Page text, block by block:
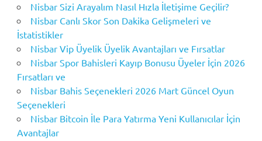
Nisbar Sizi Arayalım Nasıl Hızla İletişime Geçilir?
Nisbar Canlı Skor Son Dakika Gelişmeleri ve
İstatistikler
Nisbar Vip Üyelik Üyelik Avantajları ve Fırsatlar
Nisbar Spor Bahisleri Kayıp Bonusu Üyeler İçin 2026
Fırsatları ve
Nisbar Bahis Seçenekleri 2026 Mart Güncel Oyun
Seçenekleri
Nisbar Bitcoin İle Para Yatırma Yeni Kullanıcılar İçin
Avantajlar